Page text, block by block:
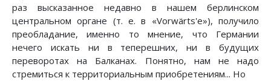
раз высказанное недавно в нашем берлинском
центральном органе (т. е. в «Vorwärts'e»), получило
преобладание, именно то мнение, что Германии
нечего искать ни в теперешних, ни в будущих
переворотах на Балканах. Понятно, нам не надо
стремиться к территориальным приобретениям... Но